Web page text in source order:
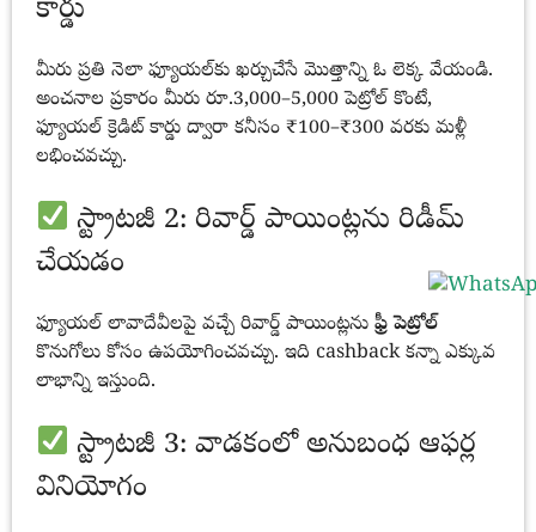
కార్డు
మీరు ప్రతి నెలా ఫ్యూయల్‌కు ఖర్చుచేసే మొత్తాన్ని ఓ లెక్క వేయండి.
అంచనాల ప్రకారం మీరు రూ.3,000–5,000 పెట్రోల్ కొంటే,
ఫ్యూయల్ క్రెడిట్ కార్డు ద్వారా కనీసం ₹100–₹300 వరకు మళ్లీ
లభించవచ్చు.
స్ట్రాటజీ 2: రివార్డ్ పాయింట్లను రిడీమ్
చేయడం
ఫ్యూయల్ లావాదేవీలపై వచ్చే రివార్డ్ పాయింట్లను ఫ్రీ పెట్రోల్
కొనుగోలు కోసం ఉపయోగించవచ్చు. ఇది cashback కన్నా ఎక్కువ
లాభాన్ని ఇస్తుంది.
స్ట్రాటజీ 3: వాడకంలో అనుబంధ ఆఫర్ల
వినియోగం